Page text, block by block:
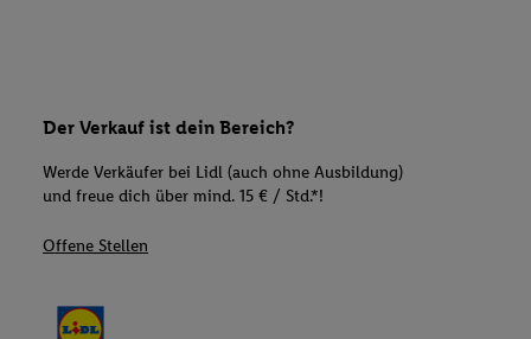
Der Verkauf ist dein Bereich?
Werde Verkäufer bei Lidl (auch ohne Ausbildung)
und freue dich über mind. 15 € / Std.*!
Offene Stellen